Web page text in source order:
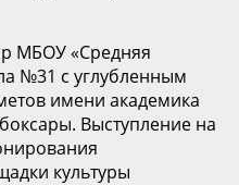
МБОУ «Средняя
№31 с углубленным
имени академика
Выступление на
культуры